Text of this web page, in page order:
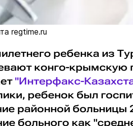
regtime.ru
ребенка из
конго-крымскую
"Интерфакс-
ребенок был
районной
больного как